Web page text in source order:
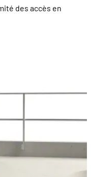
des accès en